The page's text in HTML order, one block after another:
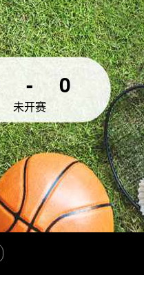
- 0
未开赛